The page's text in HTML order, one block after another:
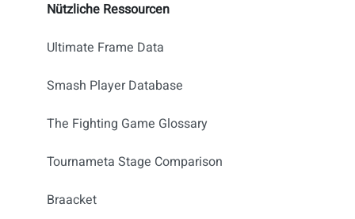
Nützliche Ressourcen
Ultimate Frame Data
Smash Player Database
The Fighting Game Glossary
Tournameta Stage Comparison
Braacket